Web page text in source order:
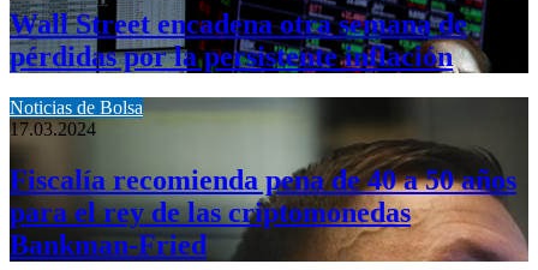
Wall Street encadena otra semana de
pérdidas por la persistente inflación
Noticias de Bolsa
17.03.2024
Fiscalía recomienda pena de 40 a 50 años
para el rey de las criptomonedas
Bankman-Fried